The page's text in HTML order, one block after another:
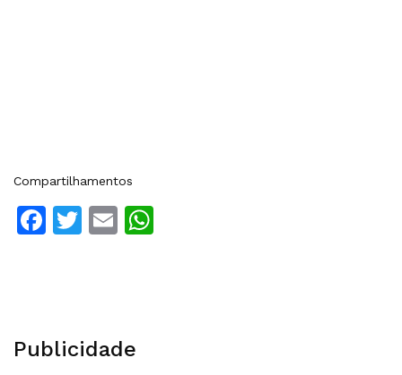
Compartilhamentos
Facebook
Twitter
Email
Publicidade